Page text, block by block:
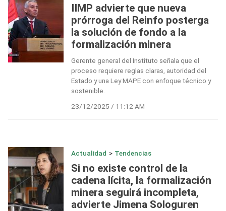
IIMP advierte que nueva
prórroga del Reinfo posterga
la solución de fondo a la
formalización minera
Gerente general del Instituto señala que el
proceso requiere reglas claras, autoridad del
Estado y una Ley MAPE con enfoque técnico y
sostenible.
23/12/2025 / 11:12 AM
Actualidad > Tendencias
Si no existe control de la
cadena lícita, la formalización
minera seguirá incompleta,
advierte Jimena Sologuren